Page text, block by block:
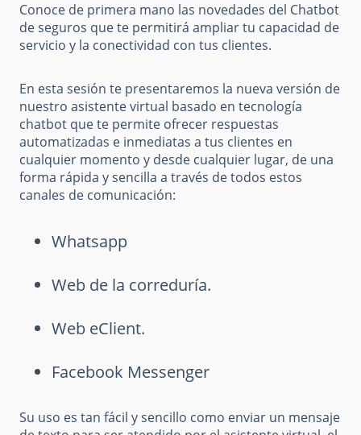
Conoce de primera mano las novedades del Chatbot
de seguros que te permitirá ampliar tu capacidad de
servicio y la conectividad con tus clientes.
En esta sesión te presentaremos la nueva versión de
nuestro asistente virtual basado en tecnología
chatbot que te permite ofrecer respuestas
automatizadas e inmediatas a tus clientes en
cualquier momento y desde cualquier lugar, de una
forma rápida y sencilla a través de todos estos
canales de comunicación:
Whatsapp
Web de la correduría.
Web eClient.
Facebook Messenger
Su uso es tan fácil y sencillo como enviar un mensaje